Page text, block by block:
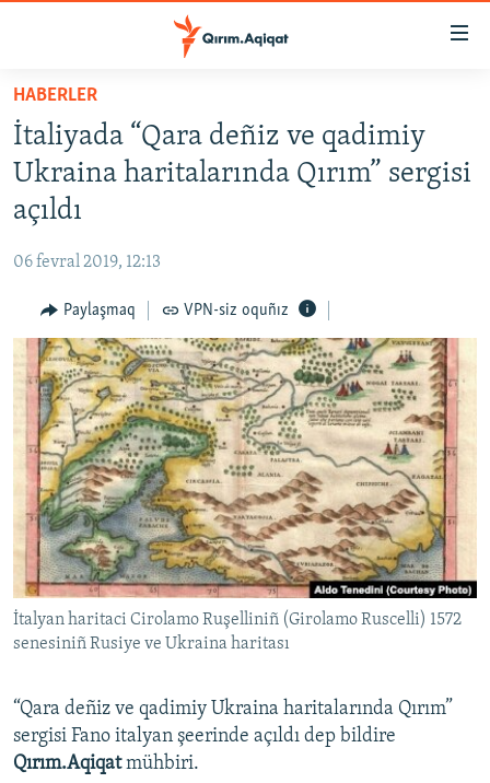
Esas
mündericege
qaytmaq
Baş
navigatsiyağa
qaytmaq
Qıdıruvğa
HABERLER
SİYASET
İQTİSADİYAT
MEDENİYET
İNSAN AQLARI
VİDEO
SÜRET
BLOGLAR
FİKİR
Русский
Українською
QOŞULIÑIZ!
RFE/RS bütün saytları
HABERLER
İtaliyada “Qara deñiz ve qadimiy
Ukraina haritalarında Qırım” sergisi
açıldı
06 fevral 2019, 12:13
Paylaşmaq VPN-siz oquñız
İtalyan haritaci Cirolamo Ruşelliniñ (Girolamo Ruscelli) 1572
senesiniñ Rusiye ve Ukraina haritası
“Qara deñiz ve qadimiy Ukraina haritalarında Qırım”
sergisi Fano italyan şeerinde açıldı dep bildire
Qırım.Aqiqatmühbiri.